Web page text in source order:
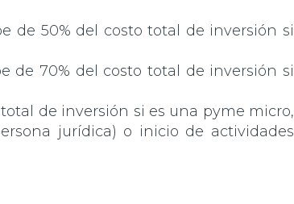
de 50% del costo total de inversión si
de 70% del costo total de inversión si
de inversión si es una pyme micro,
jurídica) o inicio de actividades